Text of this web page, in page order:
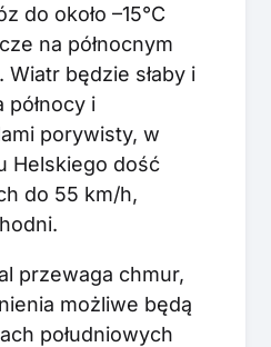
do około –15°C
na północnym
będzie słaby i
północy i
porywisty, w
Helskiego dość
do 55 km/h,
przewaga chmur,
możliwe będą
południowych